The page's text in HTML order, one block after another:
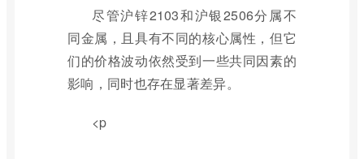
尽管沪锌2103和沪银2506分属不
同金属，且具有不同的核心属性，但它
们的价格波动依然受到一些共同因素的
影响，同时也存在显著差异。
<p